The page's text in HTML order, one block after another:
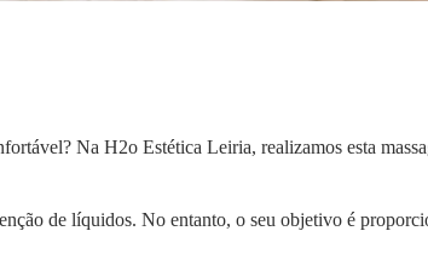
Na H2o Estética Leiria, realizamos esta
de líquidos. No entanto, o seu objetivo é